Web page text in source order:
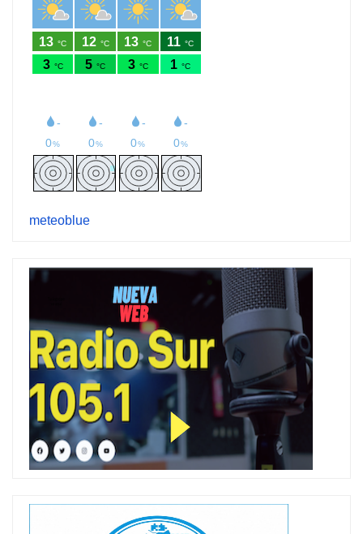
meteoblue